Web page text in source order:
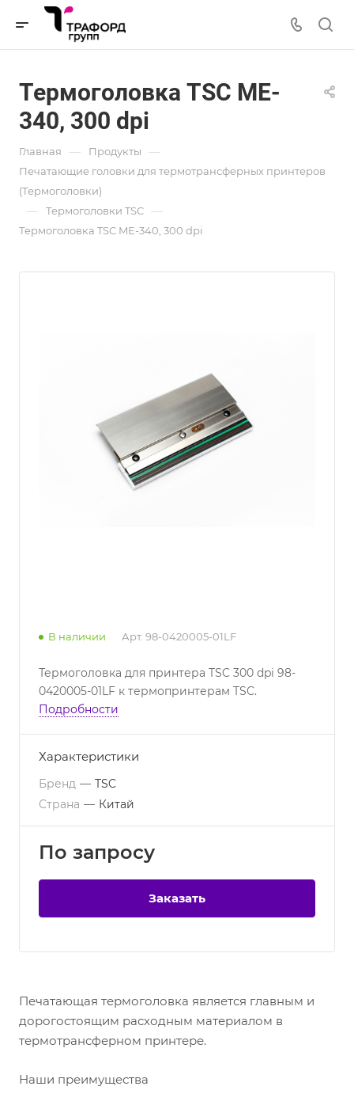
Термоголовка TSC ME-
340, 300 dpi
Главная — Продукты —
Печатающие головки для термотрансферных принтеров
(Термоголовки)
— Термоголовки TSC —
Термоголовка TSC ME-340, 300 dpi
В наличии Арт. 98-0420005-01LF
Термоголовка для принтера TSC 300 dpi 98-
0420005-01LF к термопринтерам TSC.
Подробности
Характеристики
Бренд — TSC
Страна — Китай
По запросу
Заказать
Печатающая термоголовка является главным и
дорогостоящим расходным материалом в
термотрансферном принтере.
Наши преимущества